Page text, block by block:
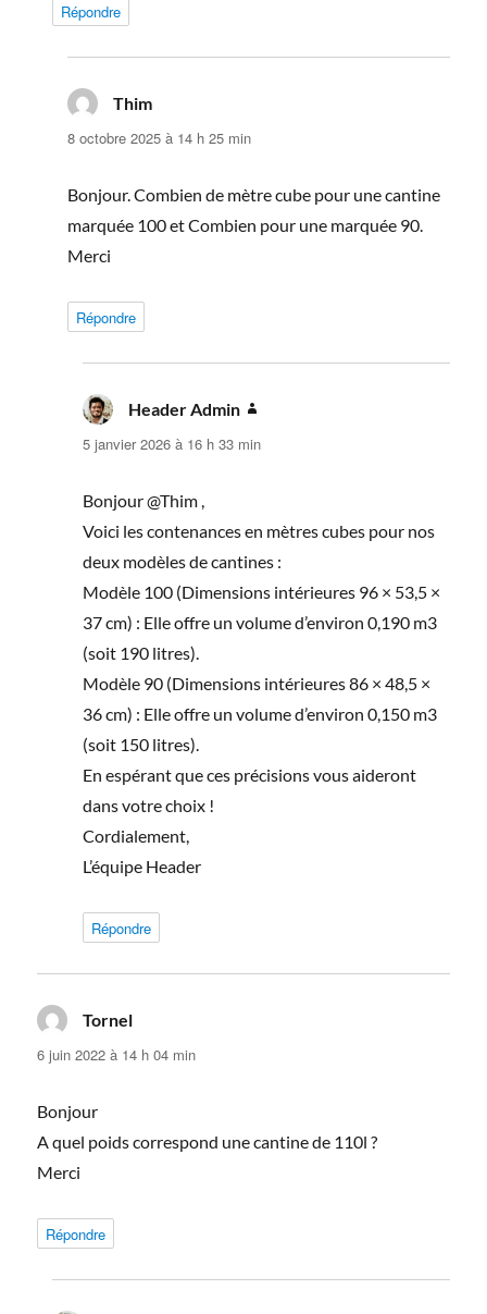
Répondre
Thim
8 octobre 2025 à 14 h 25 min
Bonjour. Combien de mètre cube pour une cantine
marquée 100 et Combien pour une marquée 90.
Merci
Répondre
Header Admin
5 janvier 2026 à 16 h 33 min
Bonjour @Thim ,
Voici les contenances en mètres cubes pour nos
deux modèles de cantines :
Modèle 100 (Dimensions intérieures 96 × 53,5 ×
37 cm) : Elle offre un volume d’environ 0,190 m3
(soit 190 litres).
Modèle 90 (Dimensions intérieures 86 × 48,5 ×
36 cm) : Elle offre un volume d’environ 0,150 m3
(soit 150 litres).
En espérant que ces précisions vous aideront
dans votre choix !
Cordialement,
L’équipe Header
Répondre
Tornel
6 juin 2022 à 14 h 04 min
Bonjour
A quel poids correspond une cantine de 110l ?
Merci
Répondre